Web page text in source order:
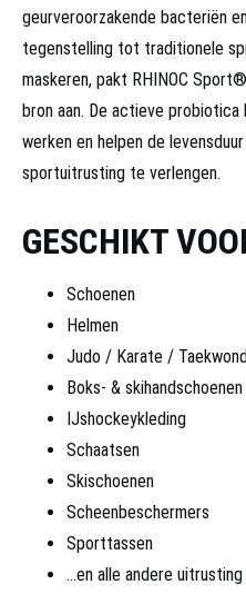
geurveroorzakende bacteriën
tegenstelling tot traditionele
maskeren, pakt RHINOC
bron aan. De actieve
werken en helpen de
sportuitrusting te verlengen.
GESCHIKT
Schoenen
Helmen
Judo / Karate /
Boks- & skihandschoenen
IJshockeykleding
Schaatsen
Skischoenen
Scheenbeschermers
Sporttassen
…en alle andere